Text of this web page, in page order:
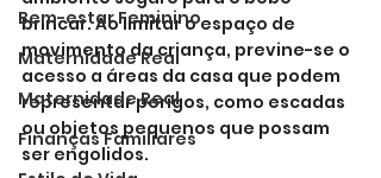
Bem-estar Feminino
Maternidade Real
Maternidade Real
Finanças Familiares
brincar. Ao limitar o espaço de
movimento da criança, previne-se o
acesso a áreas da casa que podem
representar perigos, como escadas
ou objetos pequenos que possam
ser engolidos.